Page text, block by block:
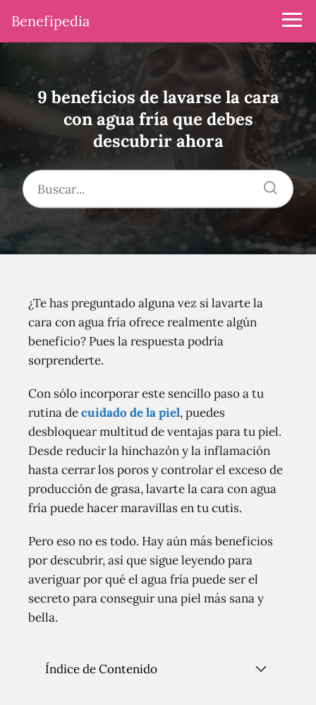
Benefipedia
9 beneficios de lavarse la cara
con agua fría que debes
descubrir ahora
¿Te has preguntado alguna vez si lavarte la
cara con agua fría ofrece realmente algún
beneficio? Pues la respuesta podría
sorprenderte.
Con sólo incorporar este sencillo paso a tu
rutina decuidado de la piel, puedes
desbloquear multitud de ventajas para tu piel.
Desde reducir la hinchazón y la inflamación
hasta cerrar los poros y controlar el exceso de
producción de grasa, lavarte la cara con agua
fría puede hacer maravillas en tu cutis.
Pero eso no es todo. Hay aún más beneficios
por descubrir, así que sigue leyendo para
averiguar por qué el agua fría puede ser el
secreto para conseguir una piel más sana y
bella.
Índice de Contenido